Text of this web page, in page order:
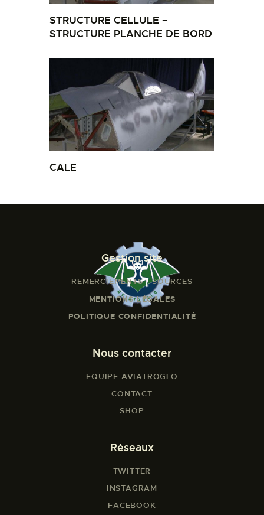
STRUCTURE CELLULE –
STRUCTURE PLANCHE DE BORD
CALE
Gestion site
REMERCIEMENTS - SOURCES
MENTIONS LÉGALES
POLITIQUE CONFIDENTIALITÉ
Nous contacter
EQUIPE AVIATROGLO
CONTACT
SHOP
Réseaux
TWITTER
INSTAGRAM
FACEBOOK